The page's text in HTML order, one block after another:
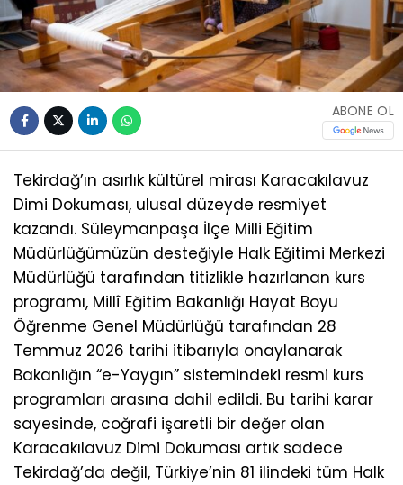
ABONE OL
Tekirdağ’ın asırlık kültürel mirası Karacakılavuz
Dimi Dokuması, ulusal düzeyde resmiyet
kazandı. Süleymanpaşa İlçe Milli Eğitim
Müdürlüğümüzün desteğiyle Halk Eğitimi Merkezi
Müdürlüğü tarafından titizlikle hazırlanan kurs
programı, Millî Eğitim Bakanlığı Hayat Boyu
Öğrenme Genel Müdürlüğü tarafından 28
Temmuz 2026 tarihi itibarıyla onaylanarak
Bakanlığın “e-Yaygın” sistemindeki resmi kurs
programları arasına dahil edildi. Bu tarihi karar
sayesinde, coğrafi işaretli bir değer olan
Karacakılavuz Dimi Dokuması artık sadece
Tekirdağ’da değil, Türkiye’nin 81 ilindeki tüm Halk